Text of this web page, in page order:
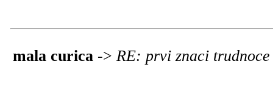
mala curica -> RE: prvi znaci